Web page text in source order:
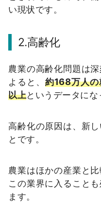
い現状です。
2.高齢化
農業の高齢化問題は
よると、 約168万人
以上というデータにな
高齢化の原因は、新
とです。
農業はほかの産業と
この業界に入ること
ます。